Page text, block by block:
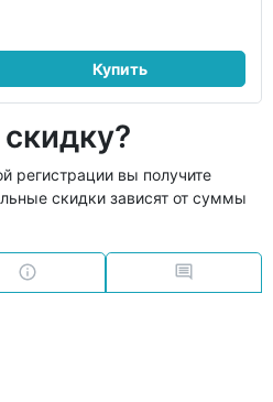
Купить
регистрации вы получите
скидки зависят от суммы